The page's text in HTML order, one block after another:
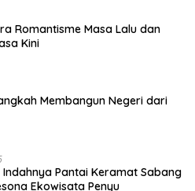
Romantisme Masa Lalu dan
Kini
Membangun Negeri dari
Indahnya Pantai Keramat Sabang
Ekowisata Penyu